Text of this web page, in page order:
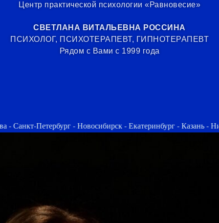
Центр практической психологии «Равновесие»
СВЕТЛАНА ВИТАЛЬЕВНА РОССИНА
ПСИХОЛОГ, ПСИХОТЕРАПЕВТ, ГИПНОТЕРАПЕВТ
Рядом с Вами с 1999 года
- Новосибирск - Екатеринбург - Казань - Нижний